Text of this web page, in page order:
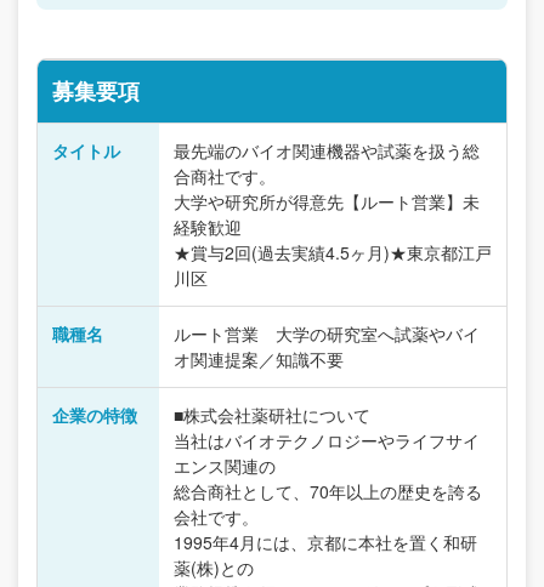
募集要項
タイトル
最先端のバイオ関連機器や試薬を扱う総
合商社です。
大学や研究所が得意先【ルート営業】未
経験歓迎
★賞与2回(過去実績4.5ヶ月)★東京都江戸
川区
職種名
ルート営業 大学の研究室へ試薬やバイ
オ関連提案／知識不要
企業の特徴
■株式会社薬研社について
当社はバイオテクノロジーやライフサイ
エンス関連の
総合商社として、70年以上の歴史を誇る
会社です。
1995年4月には、京都に本社を置く和研
薬(株)との